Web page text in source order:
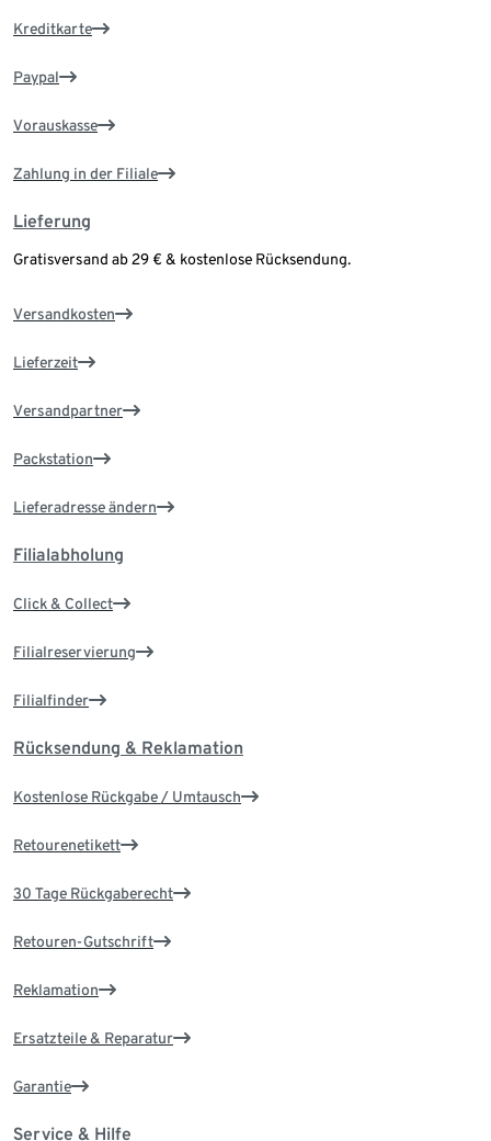
Kreditkarte
Paypal
Vorauskasse
Zahlung in der Filiale
Lieferung
Gratisversand ab 29 € & kostenlose Rücksendung.
Versandkosten
Lieferzeit
Versandpartner
Packstation
Lieferadresse ändern
Filialabholung
Click & Collect
Filialreservierung
Filialfinder
Rücksendung & Reklamation
Kostenlose Rückgabe / Umtausch
Retourenetikett
30 Tage Rückgaberecht
Retouren-Gutschrift
Reklamation
Ersatzteile & Reparatur
Garantie
Service & Hilfe